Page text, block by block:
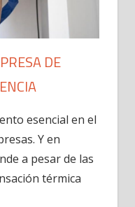
DE
esencial en el
Y en
a pesar de las
térmica